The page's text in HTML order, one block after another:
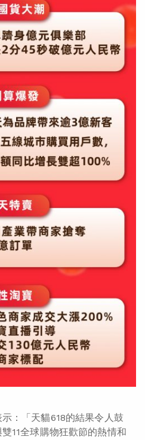
：「天貓618的結果令人鼓
11全球購物狂歡節的熱情和